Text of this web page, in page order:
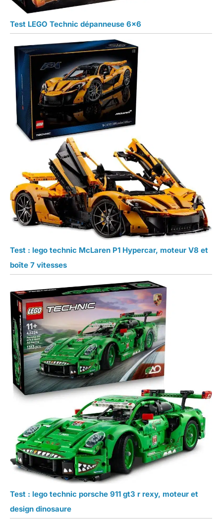
Test LEGO Technic dépanneuse 6×6
Test : lego technic McLaren P1 Hypercar, moteur V8 et
boîte 7 vitesses
Test : lego technic porsche 911 gt3 r rexy, moteur et
design dinosaure